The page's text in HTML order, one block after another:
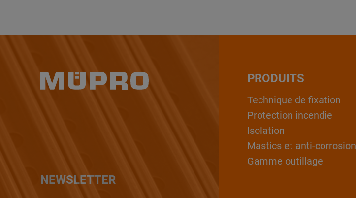
NEWSLETTER
PRODUITS
Technique de fixation
Protection incendie
Isolation
Mastics et anti-corrosion
Gamme outillage